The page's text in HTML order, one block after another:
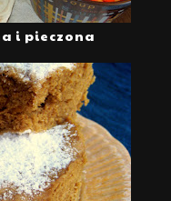
i pieczona